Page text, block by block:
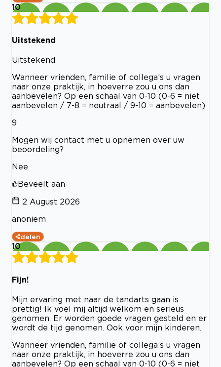
10
Uitstekend
Uitstekend
Wanneer vrienden, familie of collega’s u vragen
naar onze praktijk, in hoeverre zou u ons dan
aanbevelen? Op een schaal van 0-10 (0-6 = niet
aanbevelen / 7-8 = neutraal / 9-10 = aanbevelen)
9
Mogen wij contact met u opnemen over uw
beoordeling?
Nee
Beveelt aan
2 August 2026
anoniem
delen
10
Fijn!
Mijn ervaring met naar de tandarts gaan is
prettig! Ik voel mij altijd welkom en serieus
genomen. Er worden goede vragen gesteld en er
wordt de tijd genomen. Ook voor mijn kinderen.
Wanneer vrienden, familie of collega’s u vragen
naar onze praktijk, in hoeverre zou u ons dan
aanbevelen? Op een schaal van 0-10 (0-6 = niet